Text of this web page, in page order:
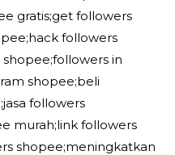
gratis;get followers
followers
in
shopee;beli
followers
murah;link followers
shopee;meningkatkan